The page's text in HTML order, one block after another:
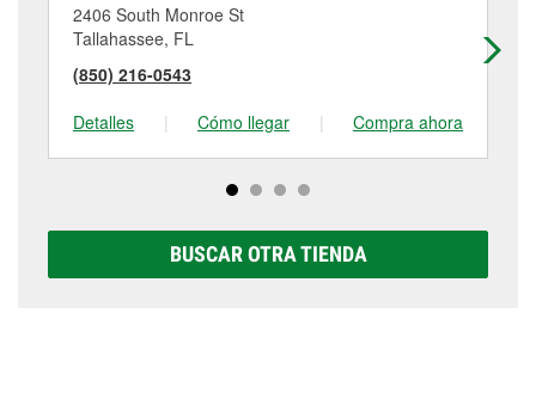
2406 South Monroe St
Tallahassee, FL
(850) 216-0543
Detalles
| Cómo llegar | Compra ahora
BUSCAR OTRA TIENDA